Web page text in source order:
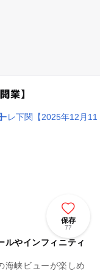
業】
保存
77
ルやインフィニティ
海峡ビューが楽しめ